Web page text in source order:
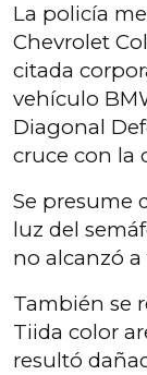
La policía
Chevrolet
citada
vehículo
Diagonal
cruce con la
Se presume
luz del
no alcanzó a
También se
Tiida color
resultó